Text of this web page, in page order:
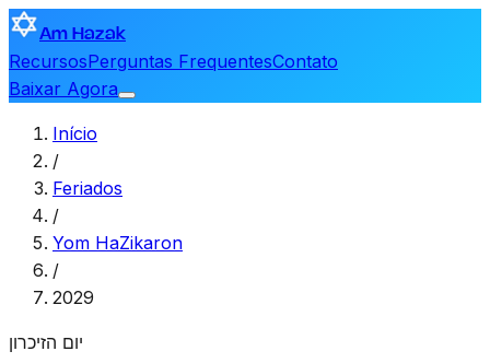
Am Hazak
RecursosPerguntas FrequentesContato
Baixar Agora
Início
/
Feriados
/
Yom HaZikaron
/
2029
יום הזיכרון